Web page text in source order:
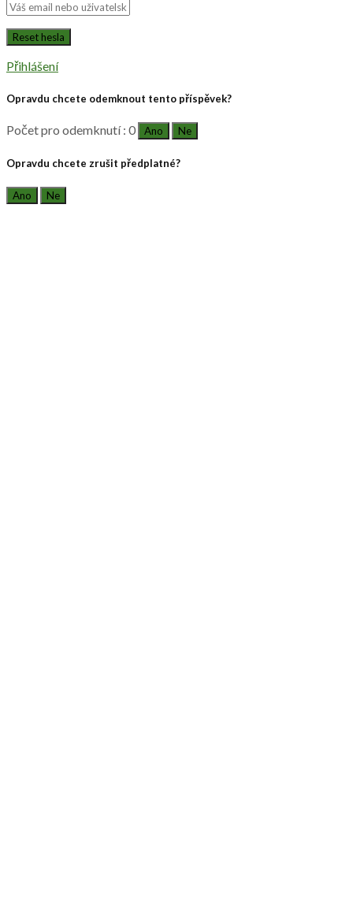
Přihlášení
Opravdu chcete odemknout tento příspěvek?
Počet pro odemknutí : 0 Ano Ne
Opravdu chcete zrušit předplatné?
Ano Ne